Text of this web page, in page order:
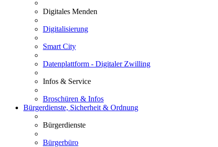
Digitales Menden
Digitalisierung
Smart City
Datenplattform - Digitaler Zwilling
Infos & Service
Broschüren & Infos
Bürgerdienste, Sicherheit & Ordnung
Bürgerdienste
Bürgerbüro